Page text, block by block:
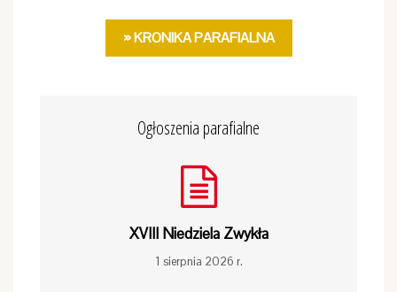
» KRONIKA PARAFIALNA
Ogłoszenia parafialne
XVIII Niedziela Zwykła
1 sierpnia 2026 r.